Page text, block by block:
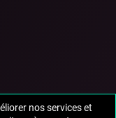
nos services et